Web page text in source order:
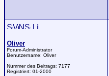
Oliver
Forum-Administrator
Benutzername: Oliver
Nummer des Beitrags: 7177
Registriert: 01-2000